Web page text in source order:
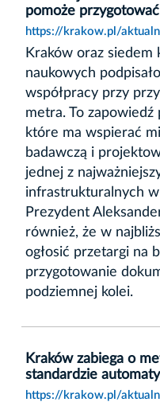
pomoże
https://krakow.pl/
Kraków oraz
naukowych
współpracy przy
metra. To zapowiedź
które ma wspierać
badawczą i
jednej z
infrastrukturalnych
Prezydent
również, że w
ogłosić przetargi na
przygotowanie
podziemnej kolei.
Kraków zabiega o
standardzie
https://krakow.pl/